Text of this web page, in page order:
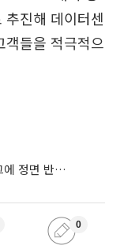
진해 데이터센
객들을 적극적으
금융위, ‘한국 증시 투자 부적격’ 블룸버그에 정면 반박…“근거 불분명”
0